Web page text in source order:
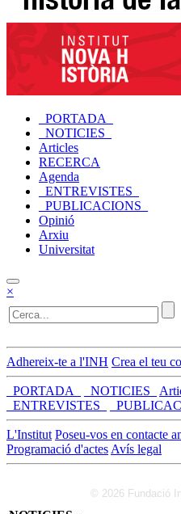
_PORTADA_
_NOTICIES_
Articles
RECERCA
Agenda
_ENTREVISTES_
_PUBLICACIONS_
Opinió
Arxiu
Universitat
×
Adhereix-te a l'INH Crea el teu
_PORTADA_ _NOTICIES_
_ENTREVISTES_
L'Institut Poseu-vos en contacte
Programació d'actes Avís legal
© 2026 Fundació